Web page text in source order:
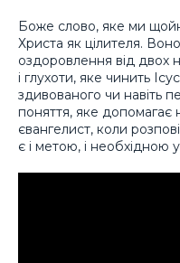
Боже слово, яке ми
Христа як цілителя.
оздоровлення від двох
і глухоти, яке чинить
здивованого чи навіть
поняття, яке допомагає
євангелист, коли
є і метою, і необхідною